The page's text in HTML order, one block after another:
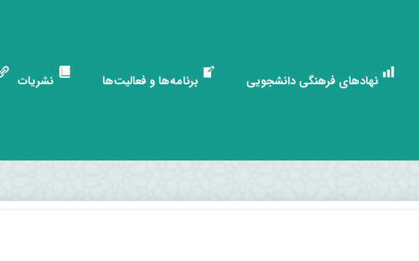
نهادهای فرهنگی دانشجویی برنامه‌ها و فعالیت‌ها نشریات